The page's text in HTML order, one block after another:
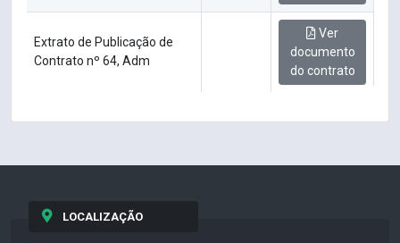
Extrato de Publicação de
Contrato nº 64, Adm
Ver
documento
do contrato
LOCALIZAÇÃO